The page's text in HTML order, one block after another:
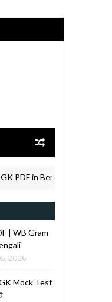
in Bengali
| WB Gram
2026
Mock Test